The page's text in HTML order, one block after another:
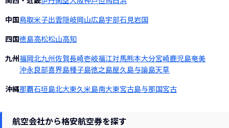
中国鳥取米子出雲隠岐岡山広島宇部石見岩国
四国徳島高松松山高知
九州福岡北九州佐賀長崎壱岐福江対馬熊本大分宮崎鹿児島奄美
沖永良部喜界島種子島徳之島屋久島与論島天草
沖縄那覇石垣島北大東久米島南大東宮古島与那国宮古
航空会社から格安航空券を探す